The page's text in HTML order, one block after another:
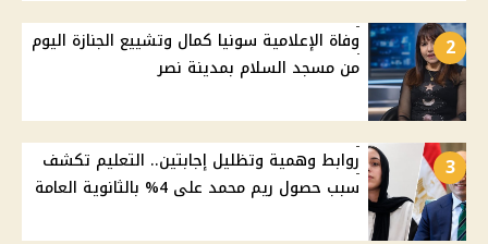
2
وفاة الإعلامية سونيا كمال وتشييع الجنازة اليوم
من مسجد السلام بمدينة نصر
3
روابط وهمية وتظليل إجابتين.. التعليم تكشف
سبب حصول ريم محمد على 4% بالثانوية العامة